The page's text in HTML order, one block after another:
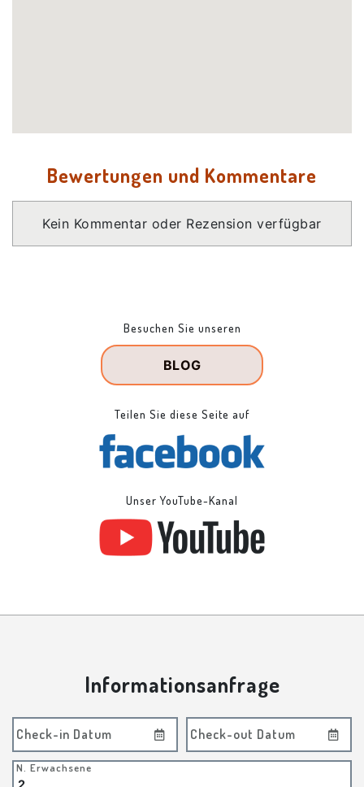
Bewertungen und Kommentare
Kein Kommentar oder Rezension verfügbar
Besuchen Sie unseren
BLOG
Teilen Sie diese Seite auf
Unser YouTube-Kanal
Informationsanfrage
Check-in Datum Check-out Datum
N. Erwachsene